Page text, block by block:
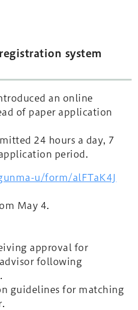
system
an online
of paper application
24 hours a day, 7
period.
u/form/alFTaK4J
May 4.
approval for
following
guidelines for matching